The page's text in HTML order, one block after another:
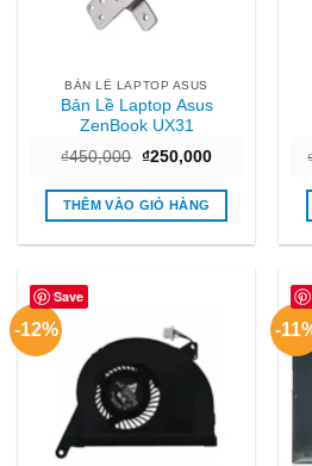
BẢN LỀ LAPTOP ASUS
Bản Lề Laptop Asus
ZenBook UX31
₫450,000 Giá
là:
₫450,000.
₫250,000Giá
tại
₫250,000.
THÊM VÀO GIỎ HÀNG
Save
-12% -